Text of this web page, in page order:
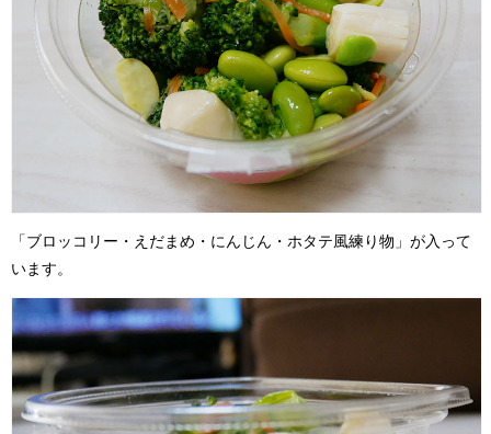
「ブロッコリー・えだまめ・にんじん・ホタテ風練り物」が入って
います。